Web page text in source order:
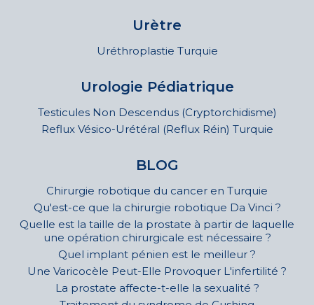
Urètre
Uréthroplastie Turquie
Urologie Pédiatrique
Testicules Non Descendus (Cryptorchidisme)
Reflux Vésico-Urétéral (Reflux Réin) Turquie
BLOG
Chirurgie robotique du cancer en Turquie
Qu'est-ce que la chirurgie robotique Da Vinci ?
Quelle est la taille de la prostate à partir de laquelle
une opération chirurgicale est nécessaire ?
Quel implant pénien est le meilleur ?
Une Varicocèle Peut-Elle Provoquer L'infertilité ?
La prostate affecte-t-elle la sexualité ?